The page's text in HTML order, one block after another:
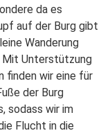
da es
auf der Burg gibt
Wanderung
Mit Unterstützung
finden wir eine für
der Burg
sodass wir im
Flucht in die